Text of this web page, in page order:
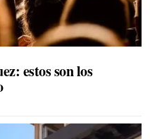
estos son los